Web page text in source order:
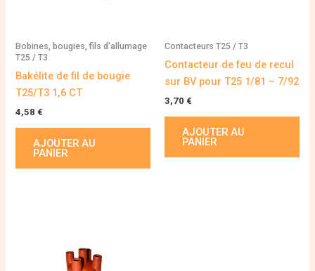
Bobines, bougies, fils d'allumage
T25 / T3
Bakélite de fil de bougie
T25/T3 1,6 CT
4,58 €
AJOUTER AU
PANIER
Contacteurs T25 / T3
Contacteur de feu de recul
sur BV pour T25 1/81 – 7/92
3,70 €
AJOUTER AU
PANIER